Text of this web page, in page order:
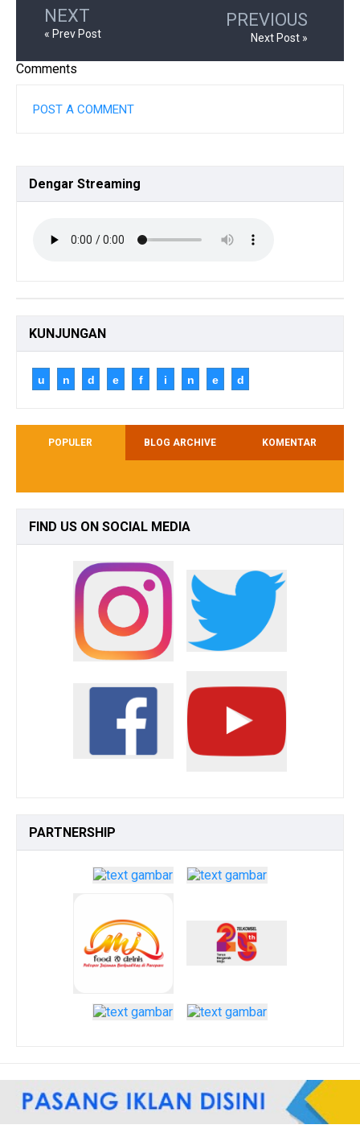
NEXT
« Prev Post
PREVIOUS
Next Post »
Comments
POST A COMMENT
Dengar Streaming
KUNJUNGAN
u n d e f i n e d
POPULER BLOG ARCHIVE KOMENTAR
FIND US ON SOCIAL MEDIA
PARTNERSHIP